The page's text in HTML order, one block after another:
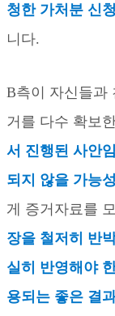
청한 가처분 신
니다.
B측이 자신들과
거를 다수 확보
서 진행된 사안
되지 않을 가능성
게 증거자료를
장을 철저히 반
실히 반영해야
용되는 좋은 결